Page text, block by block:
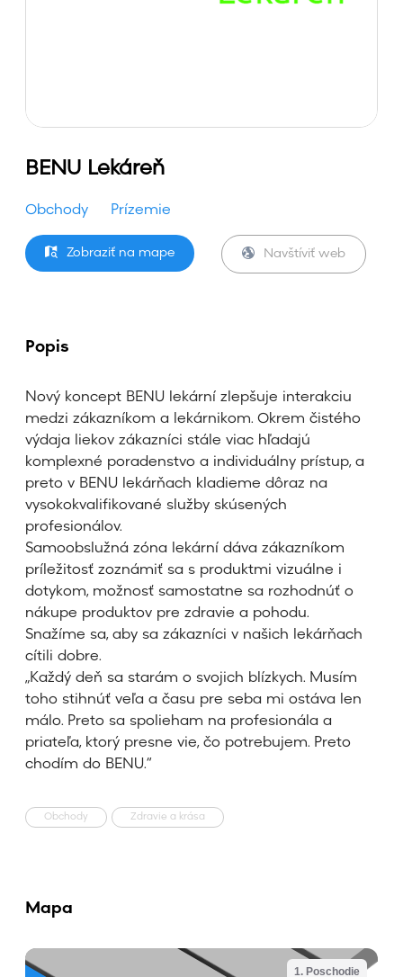
BENU Lekáreň
Obchody Prízemie
Zobraziť na mape Navštíviť web
Popis
Nový koncept BENU lekární zlepšuje interakciu
medzi zákazníkom a lekárnikom. Okrem čistého
výdaja liekov zákazníci stále viac hľadajú
komplexné poradenstvo a individuálny prístup, a
preto v BENU lekárňach kladieme dôraz na
vysokokvalifikované služby skúsených
profesionálov.
Samoobslužná zóna lekární dáva zákazníkom
príležitosť zoznámiť sa s produktmi vizuálne i
dotykom, možnosť samostatne sa rozhodnúť o
nákupe produktov pre zdravie a pohodu.
Snažíme sa, aby sa zákazníci v našich lekárňach
cítili dobre.
„Každý deň sa starám o svojich blízkych. Musím
toho stihnúť veľa a času pre seba mi ostáva len
málo. Preto sa spolieham na profesionála a
priateľa, ktorý presne vie, čo potrebujem. Preto
chodím do BENU.“
Obchody Zdravie a krása
Mapa